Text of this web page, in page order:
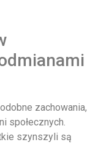
zachowania,
społecznych.
szynszyli są